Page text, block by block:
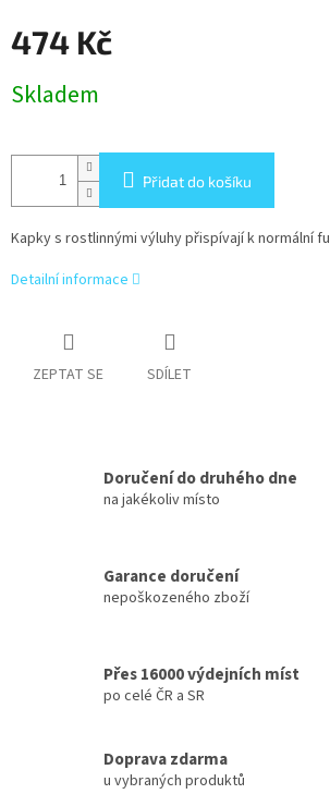
474 Kč
cena:
Skladem
Přidat do košíku
Kapky s rostlinnými výluhy přispívají k normální
Detailní informace
ZEPTAT SE SDÍLET
Doručení do druhého dne
na jakékoliv místo
Garance doručení
nepoškozeného zboží
Přes 16000 výdejních míst
po celé ČR a SR
Doprava zdarma
u vybraných produktů